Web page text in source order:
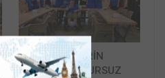
ÖZEL BİREYLERİN
ÇALIŞTIĞI KUSURSUZ